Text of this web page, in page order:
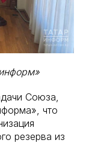
Союза,
что
резерва из